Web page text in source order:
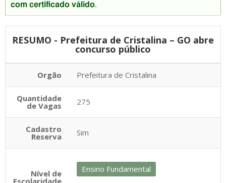
com certificado válido.
RESUMO - Prefeitura de Cristalina – GO abre
concurso público
Orgão Prefeitura de Cristalina
Quantidade
de Vagas 275
Cadastro
Reserva Sim
Nível de
Escolaridade
Ensino Fundamental